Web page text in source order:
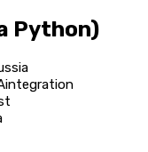
Python)
integration